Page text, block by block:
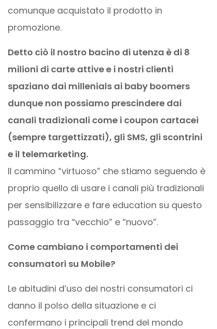
comunque acquistato il prodotto in
promozione.
Detto ciò il nostro bacino di utenza è di 8
milioni di carte attive e i nostri clienti
spaziano dai millenials ai baby boomers
dunque non possiamo prescindere dai
canali tradizionali come i coupon cartacei
(sempre targettizzati), gli SMS, gli scontrini
e il telemarketing.
Il cammino “virtuoso” che stiamo seguendo è
proprio quello di usare i canali più tradizionali
per sensibilizzare e fare education su questo
passaggio tra “vecchio” e “nuovo”.
Come cambiano i comportamenti dei
consumatori su Mobile?
Le abitudini d’uso dei nostri consumatori ci
danno il polso della situazione e ci
confermano i principali trend del mondo